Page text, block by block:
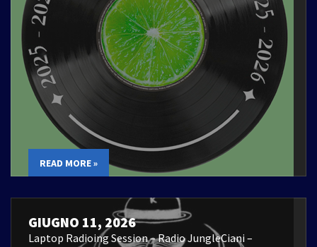
READ MORE »
GIUGNO 11, 2026
Laptop Radioing Session – Radio JungleCiani –